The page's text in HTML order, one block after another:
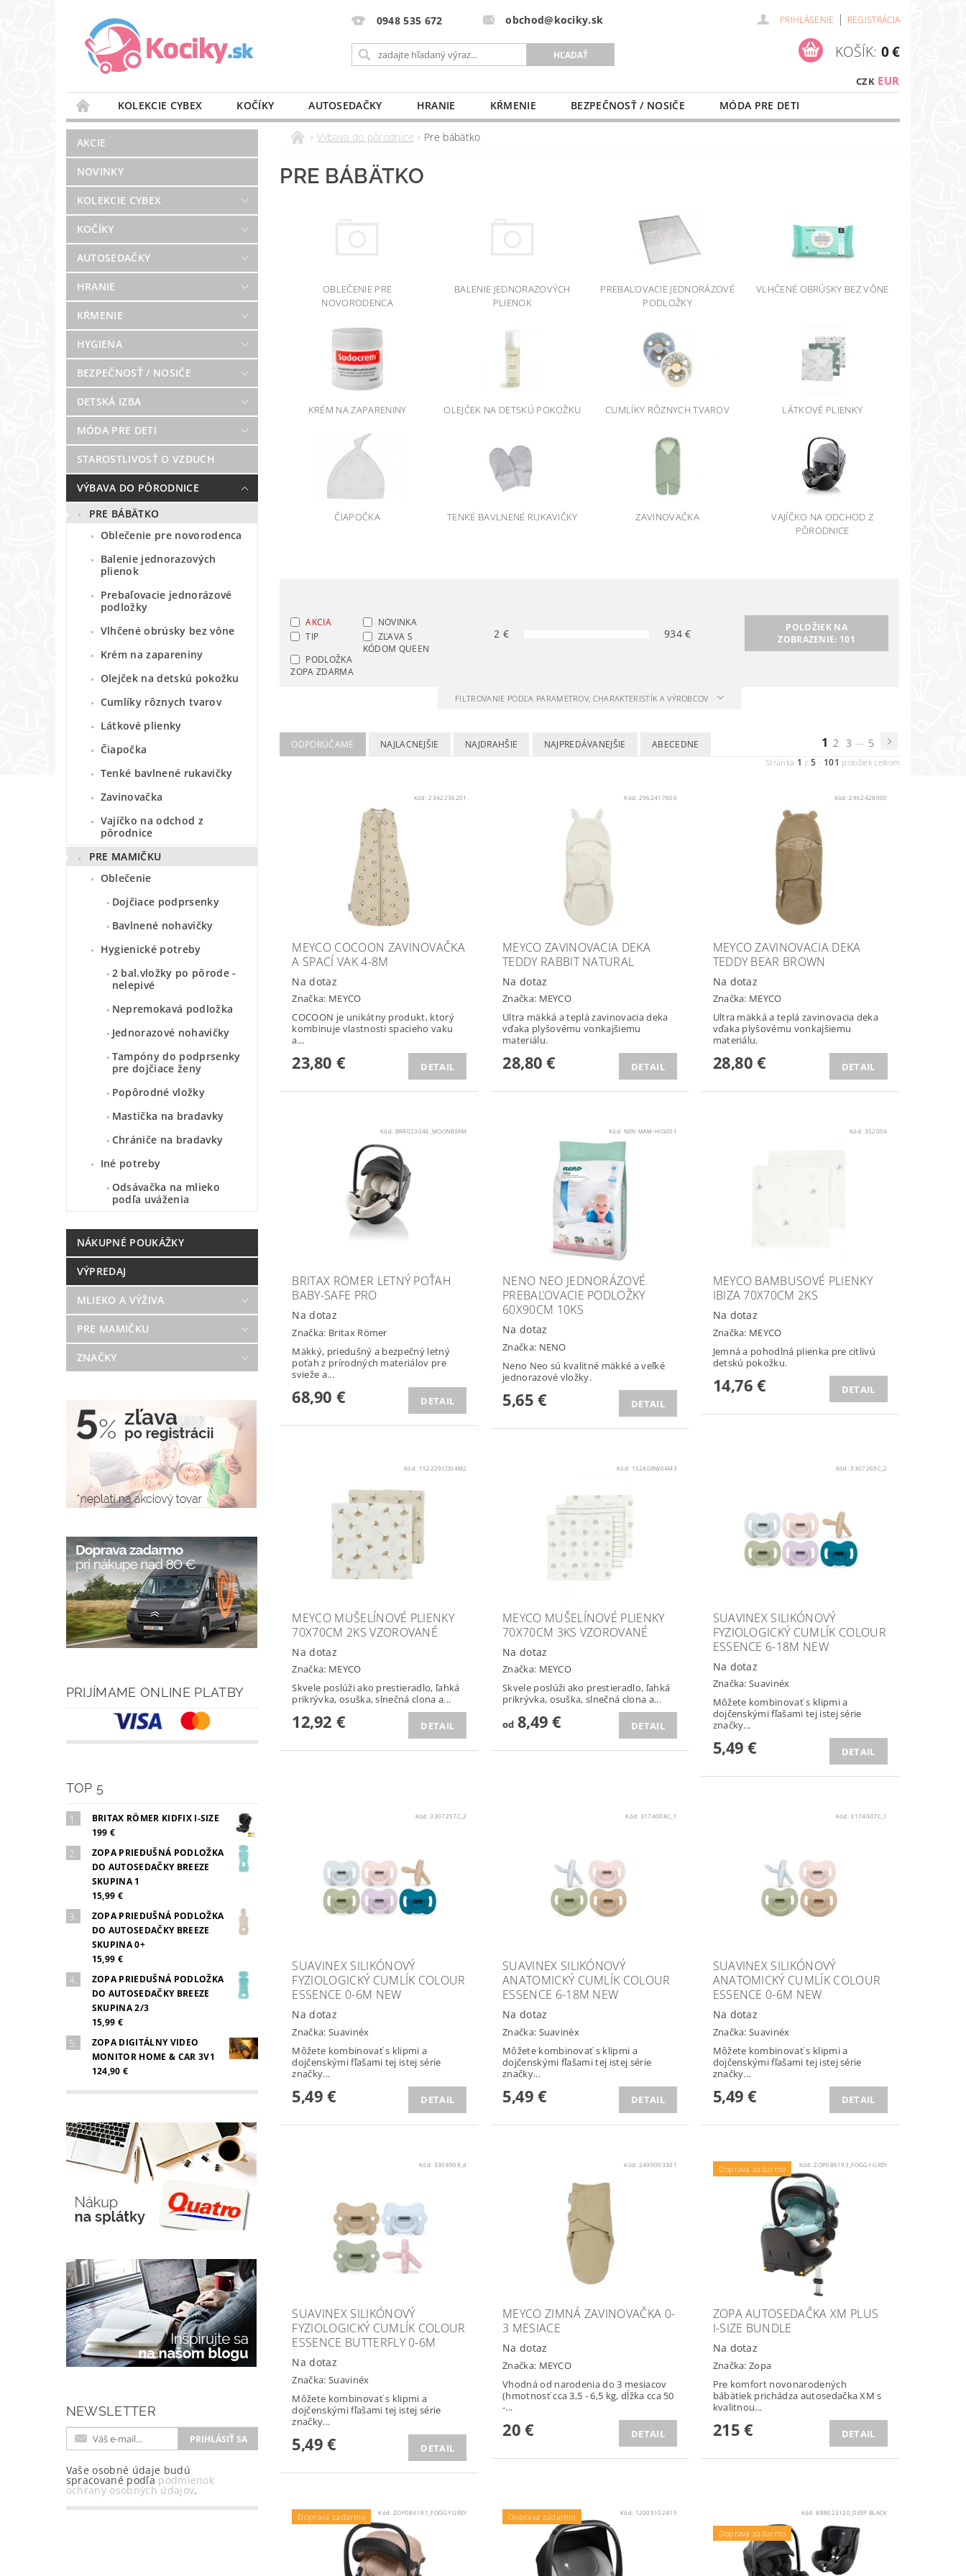
0948 535 672 obchod@kociky.sk PRIHLÁSENIE | REGISTRÁCIA
CZK EUR
KOŠÍK: 0 €
KOLEKCIE CYBEX KOČÍKY AUTOSEDAČKY HRANIE KŔMENIE BEZPEČNOSŤ / NOSIČE
MÓDA PRE DETI
STAROSTLIVOSŤ O VZDUCH
VÝBAVA DO PÔRODNICE MLIEKO A VÝŽIVA
BLOG
PREDAJŇA KONTAKT
AKCIE
NOVINKY
KOLEKCIE CYBEX
KOČÍKY
AUTOSEDAČKY
HRANIE
KŔMENIE
HYGIENA
BEZPEČNOSŤ / NOSIČE
DETSKÁ IZBA
MÓDA PRE DETI
STAROSTLIVOSŤ O VZDUCH
VÝBAVA DO PÔRODNICE
PRE BÁBÄTKO
Oblečenie pre novorodenca
Balenie jednorazových
plienok
Prebaľovacie jednorázové
podložky
Vlhčené obrúsky bez vône
Krém na zapareniny
Olejček na detskú pokožku
Cumlíky rôznych tvarov
Látkové plienky
Čiapočka
Tenké bavlnené rukavičky
Zavinovačka
Vajíčko na odchod z
pôrodnice
PRE MAMIČKU
Oblečenie
Dojčiace podprsenky
Bavlnené nohavičky
Hygienické potreby
2 bal.vložky po pôrode -
nelepivé
Nepremokavá podložka
Jednorazové nohavičky
Tampóny do podprsenky
pre dojčiace ženy
Popôrodné vložky
Mastička na bradavky
Chrániče na bradavky
Iné potreby
Odsávačka na mlieko
podľa uváženia
NÁKUPNÉ POUKÁŽKY
VÝPREDAJ
MLIEKO A VÝŽIVA
PRE MAMIČKU
ZNAČKY
PRIJÍMAME ONLINE PLATBY
TOP 5
BRITAX RÖMER KIDFIX I-SIZE
199 €
ZOPA PRIEDUŠNÁ PODLOŽKA
DO AUTOSEDAČKY BREEZE
SKUPINA 1
15,99 €
ZOPA PRIEDUŠNÁ PODLOŽKA
DO AUTOSEDAČKY BREEZE
SKUPINA 0+
15,99 €
ZOPA PRIEDUŠNÁ PODLOŽKA
DO AUTOSEDAČKY BREEZE
SKUPINA 2/3
15,99 €
ZOPA DIGITÁLNY VIDEO
MONITOR HOME & CAR 3V1
124,90 €
NEWSLETTER
Vaše osobné údaje budú
spracované podľa podmienok
ochrany osobných údajov.
Výbava do pôrodnice Pre bábätko
PRE BÁBÄTKO
OBLEČENIE PRE
NOVORODENCA
BALENIE JEDNORAZOVÝCH
PLIENOK
PREBAĽOVACIE JEDNORÁZOVÉ
PODLOŽKY
VLHČENÉ OBRÚSKY BEZ VÔNE
KRÉM NA ZAPARENINY OLEJČEK NA DETSKÚ POKOŽKU CUMLÍKY RÔZNYCH TVAROV LÁTKOVÉ PLIENKY
ČIAPOČKA TENKÉ BAVLNENÉ RUKAVIČKY ZAVINOVAČKA
VAJÍČKO NA ODCHOD Z
PÔRODNICE
AKCIA
NOVINKA
TIP
ZĽAVA S
KÓDOM QUEEN
PODLOŽKA
ZOPA ZDARMA
2 € 934€
POLOŽIEK NA
ZOBRAZENIE: 101
FILTROVANIE PODĽA PARAMETROV, CHARAKTERISTÍK A VÝROBCOV
ODPORÚČAME NAJLACNEJŠIE NAJDRAHŠIE NAJPREDÁVANEJŠIE ABECEDNE 1 2 3 ... 5
Stránka 1 z 5 - 101 položiek celkom
Kód:2342236201
MEYCO COCOON ZAVINOVAČKA
A SPACÍ VAK 4-8M
Na dotaz
Značka: MEYCO
COCOON je unikátny produkt, ktorý
kombinuje vlastnosti spacieho vaku
a...
23,80 € DETAIL
Kód: 2962417600
MEYCO ZAVINOVACIA DEKA
TEDDY RABBIT NATURAL
Na dotaz
Značka: MEYCO
Ultra mäkká a teplá zavinovacia deka
vďaka plyšovému vonkajšiemu
materiálu.
28,80 € DETAIL
Kód:2962428000
MEYCO ZAVINOVACIA DEKA
TEDDY BEAR BROWN
Na dotaz
Značka: MEYCO
Ultra mäkká a teplá zavinovacia deka
vďaka plyšovému vonkajšiemu
materiálu.
28,80 € DETAIL
Kód: BRR023046_MOONBEAM
BRITAX RÖMER LETNÝ POŤAH
BABY-SAFE PRO
Na dotaz
Značka: Britax Römer
Mäkký, priedušný a bezpečný letný
poťah z prírodných materiálov pre
svieže a...
68,90 € DETAIL
Kód: NEN-MAM-HIG001
NENO NEO JEDNORÁZOVÉ
PREBAĽOVACIE PODLOŽKY
60X90CM 10KS
Na dotaz
Značka: NENO
Neno Neo sú kvalitné mäkké a veľké
jednorazové vložky.
5,65 € DETAIL
Kód: 352004
MEYCO BAMBUSOVÉ PLIENKY
IBIZA 70X70CM 2KS
Na dotaz
Značka: MEYCO
Jemná a pohodlná plienka pre citlivú
detskú pokožku.
14,76 € DETAIL
Kód: 152229CO04M2
MEYCO MUŠELÍNOVÉ PLIENKY
70X70CM 2KS VZOROVANÉ
Na dotaz
Značka: MEYCO
Skvele poslúži ako prestieradlo, ľahká
prikrývka, osuška, slnečná clona a...
12,92 € DETAIL
Kód: 152ADBW04M3
MEYCO MUŠELÍNOVÉ PLIENKY
70X70CM 3KS VZOROVANÉ
Na dotaz
Značka: MEYCO
Skvele poslúži ako prestieradlo, ľahká
prikrývka, osuška, slnečná clona a...
od8,49 € DETAIL
Kód:3307269C_2
SUAVINEX SILIKÓNOVÝ
FYZIOLOGICKÝ CUMLÍK COLOUR
ESSENCE 6-18M NEW
Na dotaz
Značka:Suavinéx
Môžete kombinovať s klipmi a
dojčenskými fľašami tej istej série
značky...
5,49 € DETAIL
Kód:3307257C_2
SUAVINEX SILIKÓNOVÝ
FYZIOLOGICKÝ CUMLÍK COLOUR
ESSENCE 0-6M NEW
Na dotaz
Značka: Suavinéx
Môžete kombinovať s klipmi a
dojčenskými fľašami tej istej série
značky...
5,49 € DETAIL
Kód: 3174008C_1
SUAVINEX SILIKÓNOVÝ
ANATOMICKÝ CUMLÍK COLOUR
ESSENCE 6-18M NEW
Na dotaz
Značka: Suavinéx
Môžete kombinovať s klipmi a
dojčenskými fľašami tej istej série
značky...
5,49 € DETAIL
Kód:3174007C_1
SUAVINEX SILIKÓNOVÝ
ANATOMICKÝ CUMLÍK COLOUR
ESSENCE 0-6M NEW
Na dotaz
Značka:Suavinéx
Môžete kombinovať s klipmi a
dojčenskými fľašami tej istej série
značky...
5,49 € DETAIL
Kód: 3308908_4
SUAVINEX SILIKÓNOVÝ
FYZIOLOGICKÝ CUMLÍK COLOUR
ESSENCE BUTTERFLY 0-6M
Na dotaz
Značka: Suavinéx
Môžete kombinovať s klipmi a
dojčenskými fľašami tej istej série
značky...
5,49 € DETAIL
Kód: 2490003301
MEYCO ZIMNÁ ZAVINOVAČKA 0-
3 MESIACE
Na dotaz
Značka: MEYCO
Vhodná od narodenia do 3 mesiacov
(hmotnosť cca 3,5 - 6,5 kg, dĺžka cca 50
-...
20 € DETAIL
Doprava zadarmo Kód:ZOP086193_FOGGY GREY
ZOPA AUTOSEDAČKA XM PLUS
I-SIZE BUNDLE
Na dotaz
Značka:Zopa
Pre komfort novonarodených
bábätiek prichádza autosedačka XM s
kvalitnou...
215 € DETAIL
Doprava zadarmo Kód:ZOP086191_FOGGY GREY Doprava zadarmo Kód: 12005102415
Podložka ZOPA zdarma
Doprava zadarmo
Kód:BRR023120_DEEP BLACK